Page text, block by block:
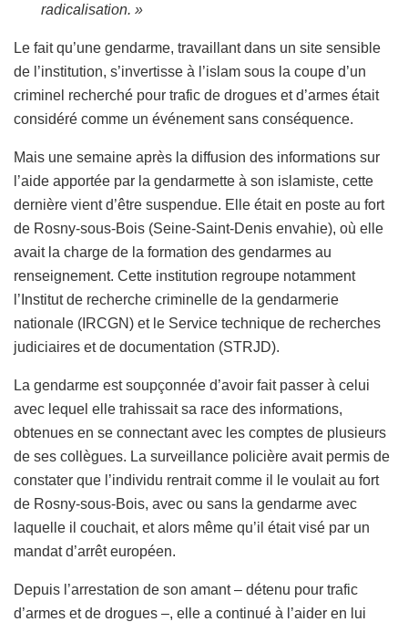
radicalisation. »
Le fait qu’une gendarme, travaillant dans un site sensible
de l’institution, s’invertisse à l’islam sous la coupe d’un
criminel recherché pour trafic de drogues et d’armes était
considéré comme un événement sans conséquence.
Mais une semaine après la diffusion des informations sur
l’aide apportée par la gendarmette à son islamiste, cette
dernière vient d’être suspendue. Elle était en poste au fort
de Rosny-sous-Bois (Seine-Saint-Denis envahie), où elle
avait la charge de la formation des gendarmes au
renseignement. Cette institution regroupe notamment
l’Institut de recherche criminelle de la gendarmerie
nationale (IRCGN) et le Service technique de recherches
judiciaires et de documentation (STRJD).
La gendarme est soupçonnée d’avoir fait passer à celui
avec lequel elle trahissait sa race des informations,
obtenues en se connectant avec les comptes de plusieurs
de ses collègues. La surveillance policière avait permis de
constater que l’individu rentrait comme il le voulait au fort
de Rosny-sous-Bois, avec ou sans la gendarme avec
laquelle il couchait, et alors même qu’il était visé par un
mandat d’arrêt européen.
Depuis l’arrestation de son amant – détenu pour trafic
d’armes et de drogues –, elle a continué à l’aider en lui